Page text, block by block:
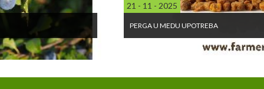
21 - 11 - 2025
PERGA U MEDU UPOTREBA